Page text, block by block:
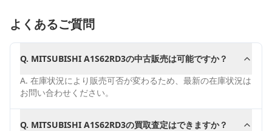
よくあるご質問
Q. MITSUBISHI A1S62RD3の中古販売は可能ですか？
A. 在庫状況により販売可否が変わるため、最新の在庫状況は
お問い合わせください。
Q. MITSUBISHI A1S62RD3の買取査定はできますか？